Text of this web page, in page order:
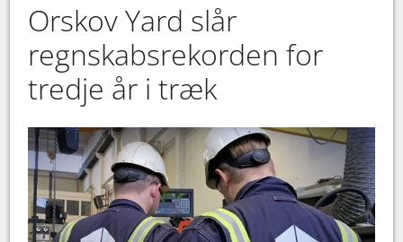
Orskov Yard slår
regnskabsrekorden for
tredje år i træk